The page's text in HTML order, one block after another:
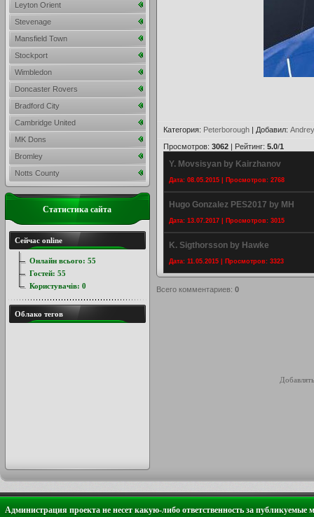
Категория: Peterborough | Добавил:
Просмотров: 3062 | Рейтинг: 5.0/1
Y. Movsisyan by Kairzhanov
Дата: 08.05.2015 | Просмотров: 2768
Hugo Gonzalez PES2017 by MH
Дата: 13.07.2017 | Просмотров: 3015
K. Sigthorsson by Hawke
Дата: 11.05.2015 | Просмотров: 3323
Всего комментариев: 0
Leyton Orient
Stevenage
Mansfield Town
Stockport
Wimbledon
Doncaster Rovers
Bradford City
Cambridge United
MK Dons
Bromley
Notts County
Статистика сайта
Сейчас online
Онлайн всього: 55
Гостей: 55
Користувачів: 0
Облако тегов
Администрация проекта не несет какую-либо ответственность за публикуемые